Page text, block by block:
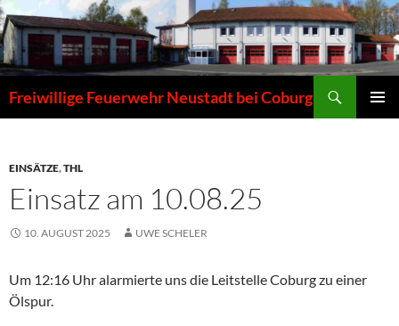
Zum
Inhalt
springen
Freiwillige Feuerwehr Neustadt bei Coburg
EINSÄTZE,THL
Einsatz am 10.08.25
10. AUGUST 2025 UWE SCHELER
Um 12:16 Uhr alarmierte uns die Leitstelle Coburg zu einer
Ölspur.